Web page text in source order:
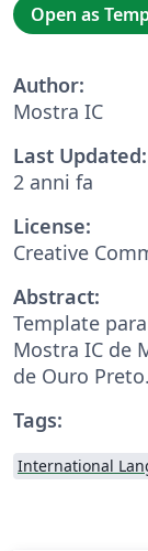
Open as
Author:
Mostra IC
Last Updated:
2 anni fa
License:
Creative
Abstract:
Template
Mostra IC de
de Ouro Preto.
Tags:
International